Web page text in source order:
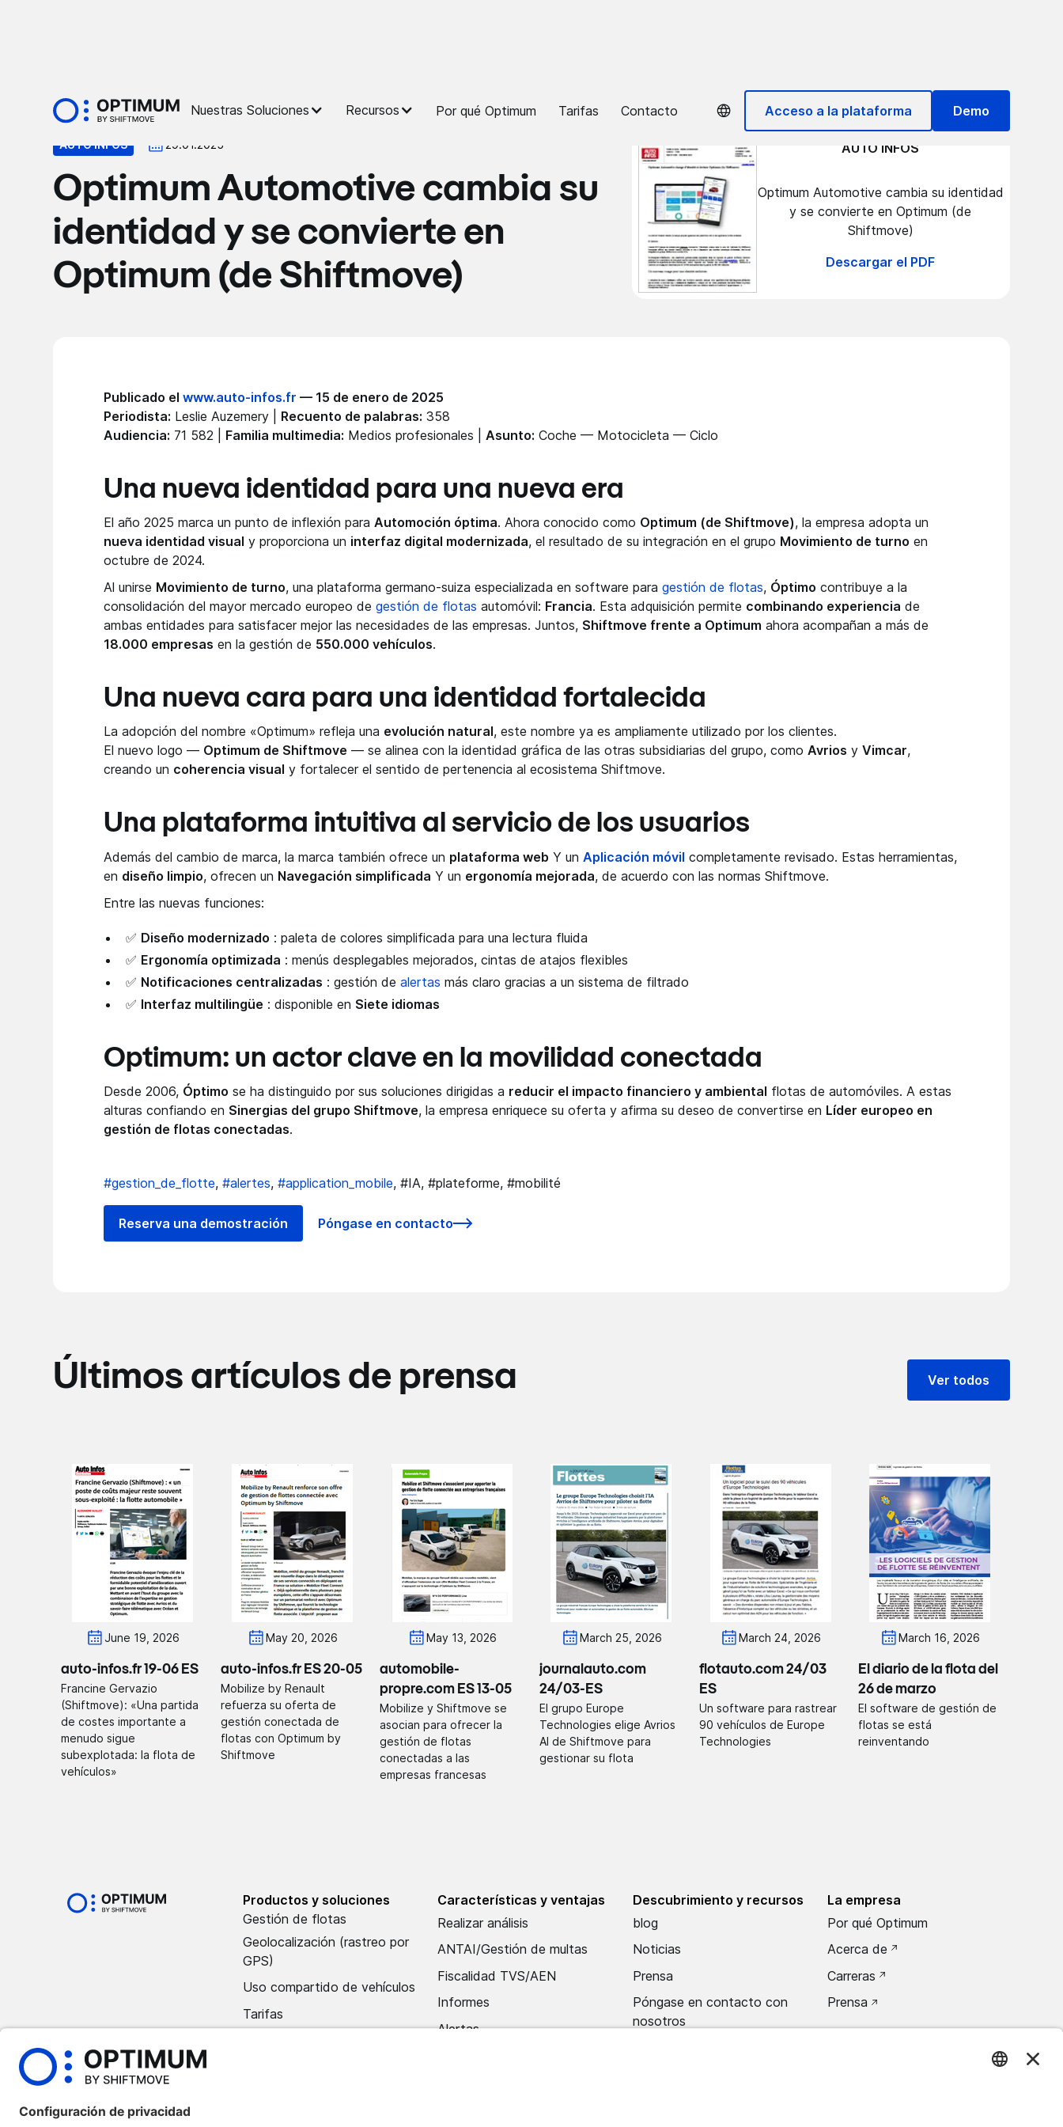
Nuestras Soluciones Recursos Por qué Optimum Tarifas Contacto Acceso a la plataforma Demo
AUTO INFOS 29.01.2025
Optimum Automotive cambia su
identidad y se convierte en
Optimum (de Shiftmove)
AUTO INFOS
Optimum Automotive cambia su identidad
y se convierte en Optimum (de
Shiftmove)
Descargar el PDF
Publicado elwww.auto-infos.fr — 15 de enero de 2025
Periodista: Leslie Auzemery | Recuento de palabras: 358
Audiencia: 71 582 | Familia multimedia: Medios profesionales |Asunto: Coche — Motocicleta — Ciclo
Una nueva identidad para una nueva era
El año 2025 marca un punto de inflexión paraAutomoción óptima. Ahora conocido como Optimum (de Shiftmove), la empresa adopta un
nueva identidad visual y proporciona un interfaz digital modernizada, el resultado de su integración en el grupo Movimiento de turno en
octubre de 2024.
Al unirse Movimiento de turno, una plataforma germano-suiza especializada en software paragestión de flotas, Óptimo contribuye a la
consolidación del mayor mercado europeo degestión de flotas automóvil: Francia. Esta adquisición permite combinando experiencia de
ambas entidades para satisfacer mejor las necesidades de las empresas. Juntos, Shiftmove frente a Optimum ahora acompañan a más de
18.000 empresas en la gestión de 550.000 vehículos.
Una nueva cara para una identidad fortalecida
La adopción del nombre «Optimum» refleja una evolución natural, este nombre ya es ampliamente utilizado por los clientes.
El nuevo logo — Optimum de Shiftmove — se alinea con la identidad gráfica de las otras subsidiarias del grupo, comoAvrios yVimcar,
creando un coherencia visual y fortalecer el sentido de pertenencia al ecosistema Shiftmove.
Una plataforma intuitiva al servicio de los usuarios
Además del cambio de marca, la marca también ofrece un plataforma web Y unAplicación móvil completamente revisado. Estas herramientas,
en diseño limpio, ofrecen un Navegación simplificada Y un ergonomía mejorada, de acuerdo con las normas Shiftmove.
Entre las nuevas funciones:
✅ Diseño modernizado : paleta de colores simplificada para una lectura fluida
✅ Ergonomía optimizada : menús desplegables mejorados, cintas de atajos flexibles
✅ Notificaciones centralizadas : gestión dealertas más claro gracias a un sistema de filtrado
✅ Interfaz multilingüe : disponible en Siete idiomas
Optimum: un actor clave en la movilidad conectada
Desde 2006, Óptimo se ha distinguido por sus soluciones dirigidas a reducir el impacto financiero y ambiental flotas de automóviles. A estas
alturas confiando en Sinergias del grupo Shiftmove, la empresa enriquece su oferta y afirma su deseo de convertirse en Líder europeo en
gestión de flotas conectadas.
#gestion_de_flotte,#alertes,#application_mobile, #IA, #plateforme, #mobilité
Reserva una demostración Póngase en contacto
Últimos artículos de prensa Ver todos
June 19, 2026
auto-infos.fr 19-06 ES
Francine Gervazio
(Shiftmove): «Una partida
de costes importante a
menudo sigue
subexplotada: la flota de
vehículos»
May 20, 2026
auto-infos.fr ES 20-05
Mobilize by Renault
refuerza su oferta de
gestión conectada de
flotas con Optimum by
Shiftmove
May 13, 2026
automobile-
propre.com ES 13-05
Mobilize y Shiftmove se
asocian para ofrecer la
gestión de flotas
conectadas a las
empresas francesas
March 25, 2026
journalauto.com
24/03-ES
El grupo Europe
Technologies elige Avrios
AI de Shiftmove para
gestionar su flota
March 24, 2026
flotauto.com 24/03
ES
Un software para rastrear
90 vehículos de Europe
Technologies
March 16, 2026
El diario de la flota del
26 de marzo
El software de gestión de
flotas se está
reinventando
Productos y soluciones
Gestión de flotas
Geolocalización (rastreo por
GPS)
Uso compartido de vehículos
Tarifas
Características y ventajas
Realizar análisis
ANTAI/Gestión de multas
Fiscalidad TVS/AEN
Informes
Alertas
Descubrimiento y recursos
blog
Noticias
Prensa
Póngase en contacto con
nosotros
La empresa
Por qué Optimum
Acerca de
Carreras
Prensa